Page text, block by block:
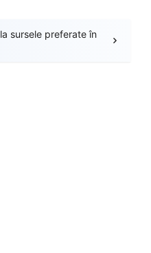
la sursele preferate în